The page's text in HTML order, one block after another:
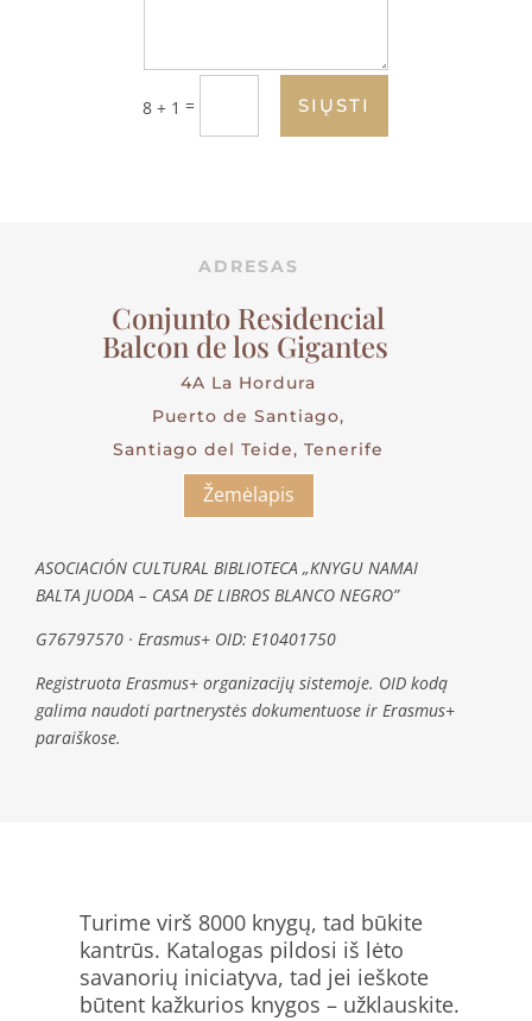
8 + 1 = SIŲSTI
ADRESAS
Conjunto Residencial
Balcon de los Gigantes
4A La Hordura
Puerto de Santiago,
Santiago del Teide, Tenerife
Žemėlapis
ASOCIACIÓN CULTURAL BIBLIOTECA „KNYGU NAMAI
BALTA JUODA – CASA DE LIBROS BLANCO NEGRO”
G76797570 · Erasmus+ OID: E10401750
Registruota Erasmus+ organizacijų sistemoje. OID kodą
galima naudoti partnerystės dokumentuose ir Erasmus+
paraiškose.
Turime virš 8000 knygų, tad būkite
kantrūs. Katalogas pildosi iš lėto
savanorių iniciatyva, tad jei ieškote
būtent kažkurios knygos – užklauskite.